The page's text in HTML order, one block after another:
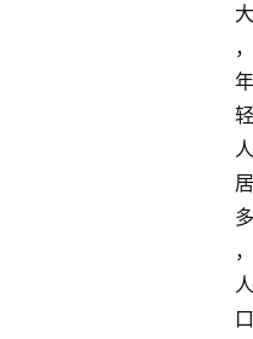
大
，
年
轻
人
居
多
，
人
口